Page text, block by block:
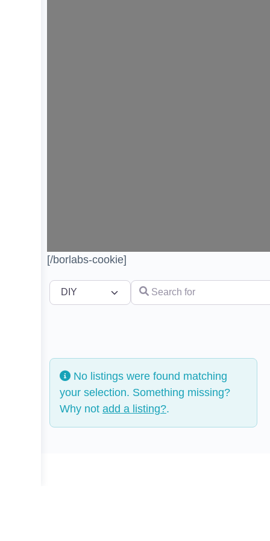
[/borlabs-cookie]
Select search type Search for
No listings were found matching
your selection. Something missing?
Why not add a listing?.